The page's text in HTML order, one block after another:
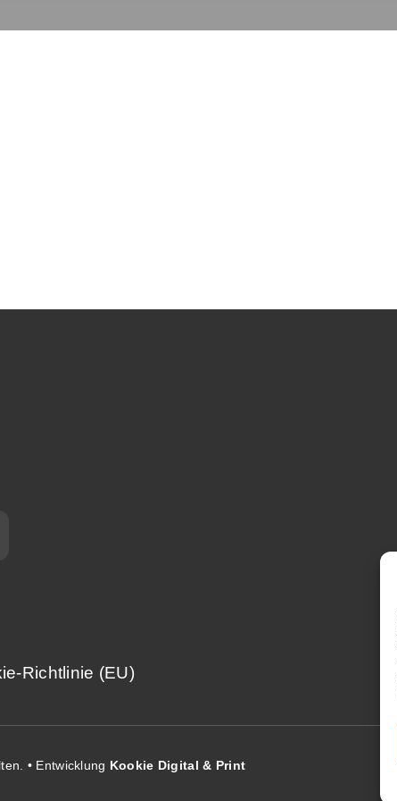
Richtlinie (EU)
• Entwicklung Kookie Digital & Print